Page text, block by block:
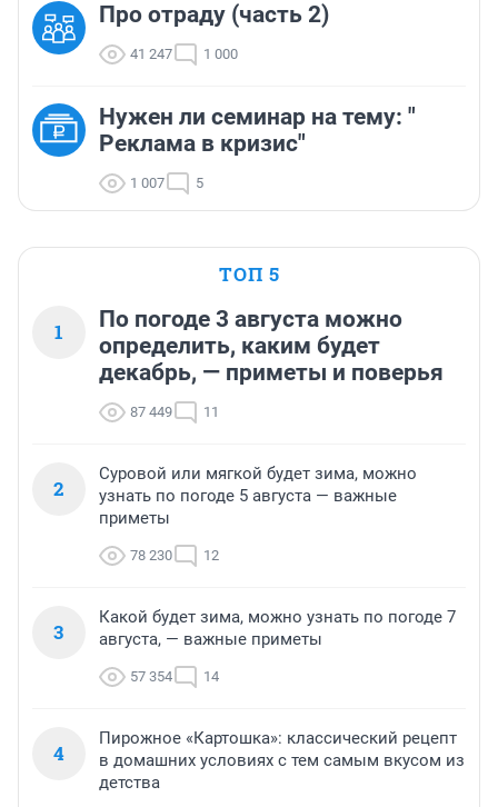
Про отраду (часть 2)
41 247 1 000
Нужен ли семинар на тему: "
Реклама в кризис"
1 007 5
ТОП 5
1
По погоде 3 августа можно
определить, каким будет
декабрь, — приметы и поверья
87 449 11
2
Суровой или мягкой будет зима, можно
узнать по погоде 5 августа — важные
приметы
78 230 12
3
Какой будет зима, можно узнать по погоде 7
августа, — важные приметы
57 354 14
4
Пирожное «Картошка»: классический рецепт
в домашних условиях с тем самым вкусом из
детства